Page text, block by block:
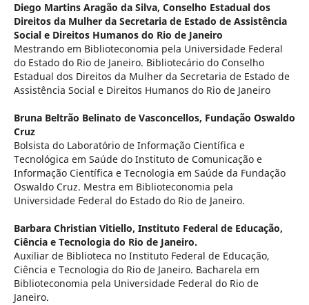
Diego Martins Aragão da Silva, Conselho Estadual dos
Direitos da Mulher da Secretaria de Estado de Assistência
Social e Direitos Humanos do Rio de Janeiro
Mestrando em Biblioteconomia pela Universidade Federal
do Estado do Rio de Janeiro. Bibliotecário do Conselho
Estadual dos Direitos da Mulher da Secretaria de Estado de
Assistência Social e Direitos Humanos do Rio de Janeiro
Bruna Beltrão Belinato de Vasconcellos, Fundação Oswaldo
Cruz
Bolsista do Laboratório de Informação Científica e
Tecnológica em Saúde do Instituto de Comunicação e
Informação Científica e Tecnologia em Saúde da Fundação
Oswaldo Cruz. Mestra em Biblioteconomia pela
Universidade Federal do Estado do Rio de Janeiro.
Barbara Christian Vitiello, Instituto Federal de Educação,
Ciência e Tecnologia do Rio de Janeiro.
Auxiliar de Biblioteca no Instituto Federal de Educação,
Ciência e Tecnologia do Rio de Janeiro. Bacharela em
Biblioteconomia pela Universidade Federal do Rio de
Janeiro.